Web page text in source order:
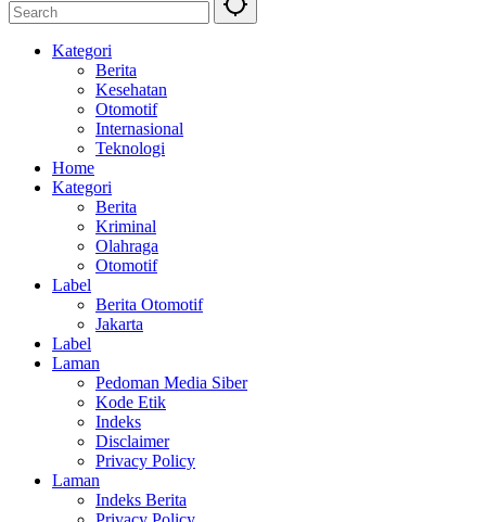
Kategori
Berita
Kesehatan
Otomotif
Internasional
Teknologi
Home
Kategori
Berita
Kriminal
Olahraga
Otomotif
Label
Berita Otomotif
Jakarta
Label
Laman
Pedoman Media Siber
Kode Etik
Indeks
Disclaimer
Privacy Policy
Laman
Indeks Berita